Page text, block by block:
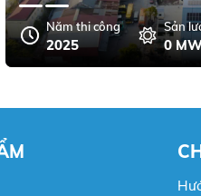
Năm thi công
2025
Sản
0